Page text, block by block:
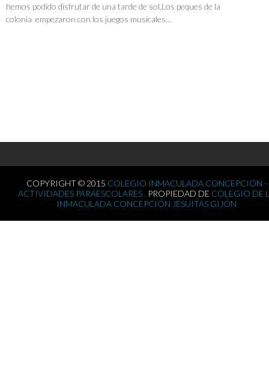
hemos podido disfrutar de una tarde de sol.Los peques de la
colonia empezaron con los juegos musicales...
COPYRIGHT © 2015 COLEGIO INMACULADA CONCEPCIÓN -
ACTIVIDADES PARAESCOLARES . PROPIEDAD DE COLEGIO DE
INMACULADA CONCEPCIÓN JESUITAS GIJÓN